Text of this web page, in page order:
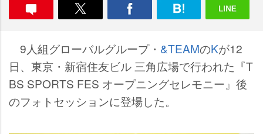
9人組グローバルグループ・ &TEAMのKが12
日、東京・新宿住友ビル 三角広場で行われた『T
BS SPORTS FES オープニングセレモニー』後
のフォトセッションに登場した。